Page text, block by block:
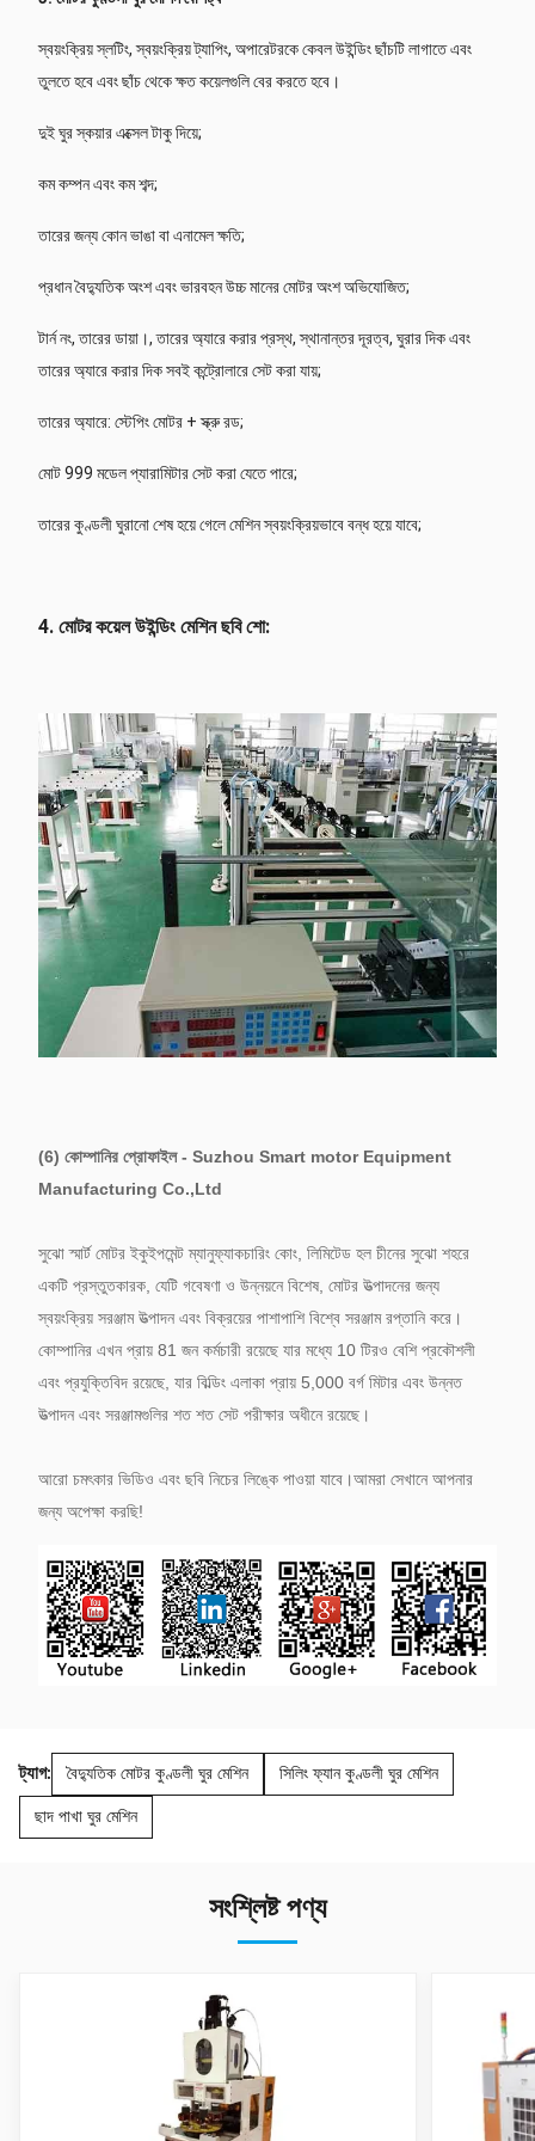
স্বয়ংক্রিয় স্লটিং, স্বয়ংক্রিয় ট্যাপিং, অপারেটরকে কেবল উইন্ডিং ছাঁচটি লাগাতে এবং
তুলতে হবে এবং ছাঁচ থেকে ক্ষত কয়েলগুলি বের করতে হবে।
দুই ঘুর স্কয়ার এক্সেল টাকু দিয়ে;
কম কম্পন এবং কম শব্দ;
তারের জন্য কোন ভাঙা বা এনামেল ক্ষতি;
প্রধান বৈদ্যুতিক অংশ এবং ভারবহন উচ্চ মানের মোটর অংশ অভিযোজিত;
টার্ন নং, তারের ডায়া।, তারের অ্যারে করার প্রস্থ, স্থানান্তর দূরত্ব, ঘুরার দিক এবং
তারের অ্যারে করার দিক সবই কন্ট্রোলারে সেট করা যায়;
তারের অ্যারে: স্টেপিং মোটর + স্ক্রু রড;
মোট 999 মডেল প্যারামিটার সেট করা যেতে পারে;
তারের কুণ্ডলী ঘুরানো শেষ হয়ে গেলে মেশিন স্বয়ংক্রিয়ভাবে বন্ধ হয়ে যাবে;
4. মোটর কয়েল উইন্ডিং মেশিন ছবি শো:
(6) কোম্পানির প্রোফাইল - Suzhou Smart motor Equipment
Manufacturing Co.,Ltd
সুঝো স্মার্ট মোটর ইকুইপমেন্ট ম্যানুফ্যাকচারিং কোং, লিমিটেড হল চীনের সুঝো শহরে
একটি প্রস্তুতকারক, যেটি গবেষণা ও উন্নয়নে বিশেষ, মোটর উত্পাদনের জন্য
স্বয়ংক্রিয় সরঞ্জাম উত্পাদন এবং বিক্রয়ের পাশাপাশি বিশ্বে সরঞ্জাম রপ্তানি করে।
কোম্পানির এখন প্রায় 81 জন কর্মচারী রয়েছে যার মধ্যে 10 টিরও বেশি প্রকৌশলী
এবং প্রযুক্তিবিদ রয়েছে, যার বিল্ডিং এলাকা প্রায় 5,000 বর্গ মিটার এবং উন্নত
উত্পাদন এবং সরঞ্জামগুলির শত শত সেট পরীক্ষার অধীনে রয়েছে।
আরো চমৎকার ভিডিও এবং ছবি নিচের লিঙ্কে পাওয়া যাবে।আমরা সেখানে আপনার
জন্য অপেক্ষা করছি!
ট্যাগ: বৈদ্যুতিক মোটর কুণ্ডলী ঘুর মেশিন সিলিং ফ্যান কুণ্ডলী ঘুর মেশিন
ছাদ পাখা ঘুর মেশিন
সংশ্লিষ্ট পণ্য